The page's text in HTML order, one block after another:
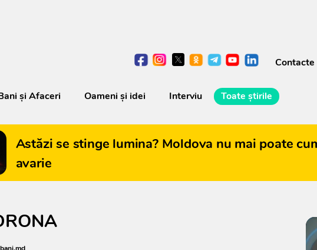
Contacte
și Afaceri Oameni şi idei Interviu Toate știrile
Astăzi se stinge lumina? Moldova nu mai poate
avarie